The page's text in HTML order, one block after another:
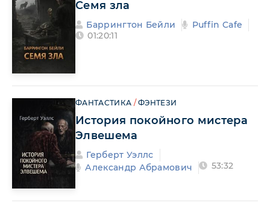
Семя зла
Баррингтон Бейли
Puffin Cafe
01:20:11
ФАНТАСТИКА /ФЭНТЕЗИ
История покойного мистера
Элвешема
Герберт Уэллс
Александр Абрамович
53:32